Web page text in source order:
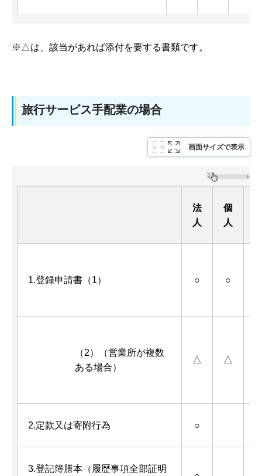
※△は、該当があれば添付を要する書類です。
旅行サービス手配業の場合
画面サイズで表示
法
人
個
人
1.登録申請書（1） ○ ○
（2）（営業所が複数
ある場合）
△ △
2.定款又は寄附行為 ○
3.登記簿謄本（履歴事項全部証明